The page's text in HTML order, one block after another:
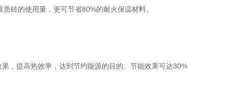
砖的使用量，更可节省80%的耐火保温材料。
，提高热效率，达到节约能源的目的。节能效果可达30%